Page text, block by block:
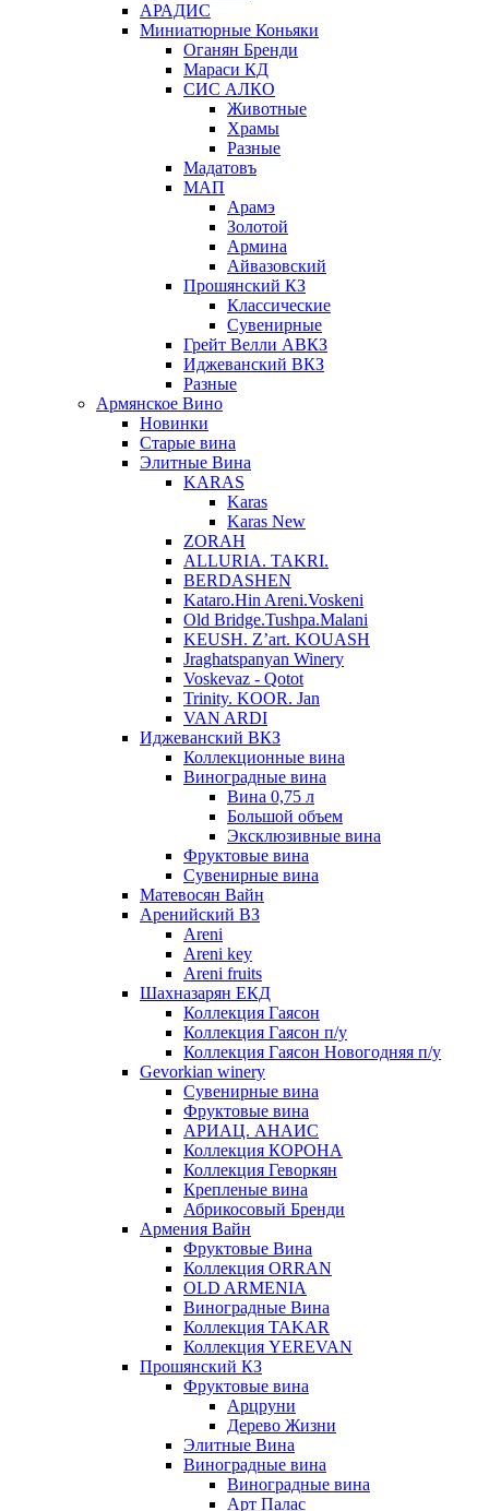
АРАДИС
Миниатюрные Коньяки
Оганян Бренди
Мараси КД
СИС АЛКО
Животные
Храмы
Разные
Мадатовъ
МАП
Арамэ
Золотой
Армина
Айвазовский
Прошянский КЗ
Классические
Сувенирные
Грейт Велли АВКЗ
Иджеванский ВКЗ
Разные
Армянское Вино
Новинки
Старые вина
Элитные Вина
KARAS
Karas
Karas New
ZORAH
ALLURIA. TAKRI.
BERDASHEN
Kataro.Hin Areni.Voskeni
Old Bridge.Tushpa.Malani
KEUSH. Z’art. KOUASH
Jraghatspanyan Winery
Voskevaz - Qotot
Trinity. KOOR. Jan
VAN ARDI
Иджеванский ВКЗ
Коллекционные вина
Виноградные вина
Вина 0,75 л
Большой объем
Эксклюзивные вина
Фруктовые вина
Cувенирные вина
Матевосян Вайн
Аренийский ВЗ
Areni
Areni key
Areni fruits
Шахназарян ЕКД
Коллекция Гаясон
Коллекция Гаясон п/у
Коллекция Гаясон Новогодняя п/у
Gevorkian winery
Сувенирные вина
Фруктовые вина
АРИАЦ. АНАИС
Коллекция КОРОНА
Коллекция Геворкян
Крепленые вина
Абрикосовый Бренди
Армения Вайн
Фруктовые Вина
Коллекция ORRAN
OLD ARMENIA
Виноградные Вина
Коллекция TAKAR
Коллекция YEREVAN
Прошянский КЗ
Фруктовые вина
Арцруни
Дерево Жизни
Элитные Вина
Виноградные вина
Виноградные вина
Арт Палас